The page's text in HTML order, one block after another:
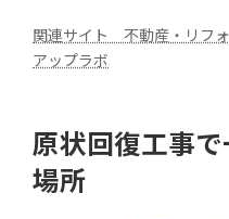
関連サイト 不動産・リフ
アップラボ
原状回復工事
場所